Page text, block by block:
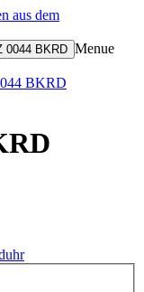
Herrenarmbanduhr NO. 44 CvZ 0044 BKRD Menue
BKRD